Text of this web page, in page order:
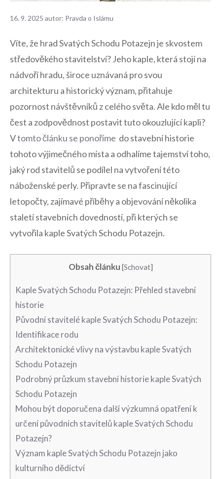
16. 9. 2025 autor: Pravda o Islámu
Víte, že hrad⁤ Svatých Schodu Potazejn je skvostem
středověkého stavitelství? Jeho kaple, která stojí na
nádvoří hradu, široce uznávaná pro svou⁣
architekturu a historický význam, přitahuje
pozornost návštěvníků z celého světa.⁤ Ale kdo měl tu
čest a zodpovědnost postavit tuto okouzlující kapli?
Vtomto ⁤článku se ponoříme ⁤ do⁤ stavební historie
tohoto výjimečného místa a‌ odhalíme tajemství​ toho,
jaký‍ rod stavitelů se podílel na vytvoření této
náboženské perly. Připravte se na fascinující
letopočty, zajímavé příběhy a ⁢objevování ⁤několika
staletí stavebních dovedností, při kterých se
vytvořila kaple Svatých Schodu Potazejn.
Obsah článku [Schovat]
Kaple Svatých Schodu Potazejn: Přehled stavební
historie
Původní stavitelé kaple Svatých Schodu Potazejn:
Identifikace ⁣rodu
Architektonické vlivy‍ na výstavbu kaple‌ Svatých
Schodu Potazejn
Podrobný průzkum stavební historie kaple Svatých
Schodu Potazejn
Mohou být doporučena další výzkumná opatření k
určení původních​ stavitelů kaple Svatých Schodu
‍Potazejn?
Význam ‌kaple Svatých Schodu Potazejn jako
kulturního dědictví